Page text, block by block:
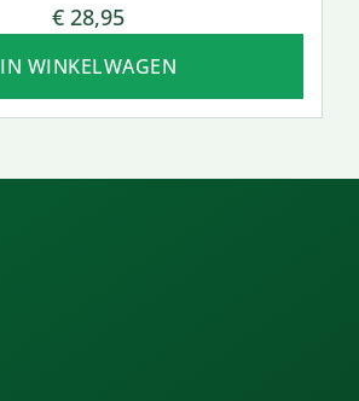
€ 28,95
IN WINKELWAGEN